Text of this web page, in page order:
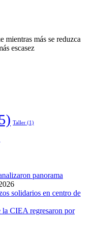
más se reduzca
escasez
Taller (1)
panorama
solidarios en centro de
la CIEA regresaron por